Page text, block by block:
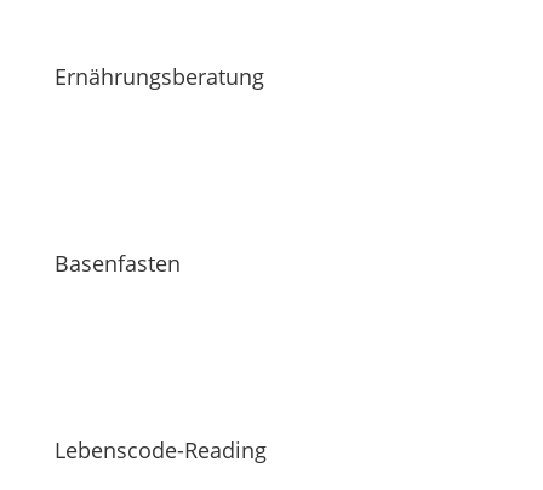
Ernährungsberatung
Basenfasten
Lebenscode-Reading